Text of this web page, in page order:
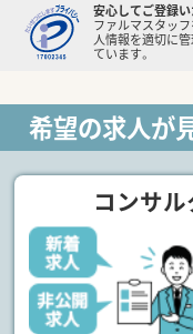
安心してご登録
ファルマスタッフ
人情報を適切に
ています。
希望の求人が
コンサ